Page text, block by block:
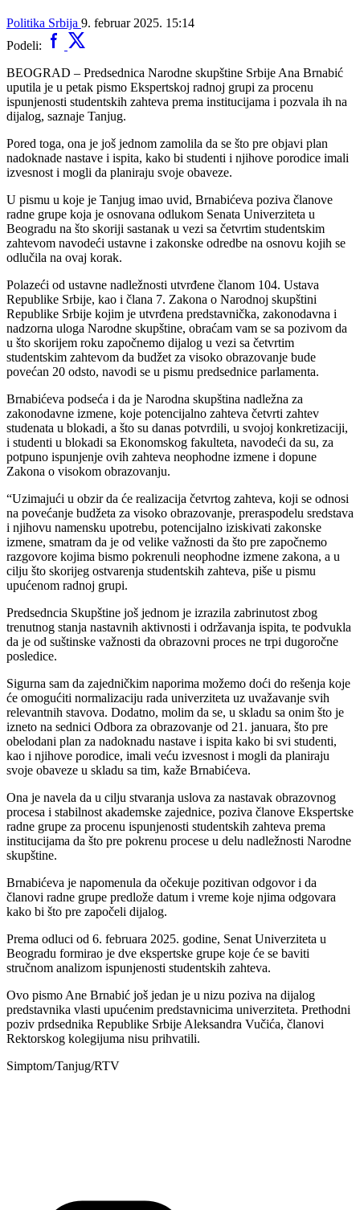
Politika Srbija 9. februar 2025. 15:14
Podeli:
BEOGRAD – Predsednica Narodne skupštine Srbije Ana Brnabić
uputila je u petak pismo Ekspertskoj radnoj grupi za procenu
ispunjenosti studentskih zahteva prema institucijama i pozvala ih na
dijalog, saznaje Tanjug.
Pored toga, ona je još jednom zamolila da se što pre objavi plan
nadoknade nastave i ispita, kako bi studenti i njihove porodice imali
izvesnost i mogli da planiraju svoje obaveze.
U pismu u koje je Tanjug imao uvid, Brnabićeva poziva članove
radne grupe koja je osnovana odlukom Senata Univerziteta u
Beogradu na što skoriji sastanak u vezi sa četvrtim studentskim
zahtevom navodeći ustavne i zakonske odredbe na osnovu kojih se
odlučila na ovaj korak.
Polazeći od ustavne nadležnosti utvrđene članom 104. Ustava
Republike Srbije, kao i člana 7. Zakona o Narodnoj skupštini
Republike Srbije kojim je utvrđena predstavnička, zakonodavna i
nadzorna uloga Narodne skupštine, obraćam vam se sa pozivom da
u što skorijem roku započnemo dijalog u vezi sa četvrtim
studentskim zahtevom da budžet za visoko obrazovanje bude
povećan 20 odsto, navodi se u pismu predsednice parlamenta.
Brnabićeva podseća i da je Narodna skupština nadležna za
zakonodavne izmene, koje potencijalno zahteva četvrti zahtev
studenata u blokadi, a što su danas potvrdili, u svojoj konkretizaciji,
i studenti u blokadi sa Ekonomskog fakulteta, navodeći da su, za
potpuno ispunjenje ovih zahteva neophodne izmene i dopune
Zakona o visokom obrazovanju.
“Uzimajući u obzir da će realizacija četvrtog zahteva, koji se odnosi
na povećanje budžeta za visoko obrazovanje, preraspodelu sredstava
i njihovu namensku upotrebu, potencijalno iziskivati zakonske
izmene, smatram da je od velike važnosti da što pre započnemo
razgovore kojima bismo pokrenuli neophodne izmene zakona, a u
cilju što skorijeg ostvarenja studentskih zahteva, piše u pismu
upućenom radnoj grupi.
Predsedncia Skupštine još jednom je izrazila zabrinutost zbog
trenutnog stanja nastavnih aktivnosti i održavanja ispita, te podvukla
da je od suštinske važnosti da obrazovni proces ne trpi dugoročne
posledice.
Sigurna sam da zajedničkim naporima možemo doći do rešenja koje
će omogućiti normalizaciju rada univerziteta uz uvažavanje svih
relevantnih stavova. Dodatno, molim da se, u skladu sa onim što je
izneto na sednici Odbora za obrazovanje od 21. januara, što pre
obelodani plan za nadoknadu nastave i ispita kako bi svi studenti,
kao i njihove porodice, imali veću izvesnost i mogli da planiraju
svoje obaveze u skladu sa tim, kaže Brnabićeva.
Ona je navela da u cilju stvaranja uslova za nastavak obrazovnog
procesa i stabilnost akademske zajednice, poziva članove Ekspertske
radne grupe za procenu ispunjenosti studentskih zahteva prema
institucijama da što pre pokrenu procese u delu nadležnosti Narodne
skupštine.
Brnabićeva je napomenula da očekuje pozitivan odgovor i da
članovi radne grupe predlože datum i vreme koje njima odgovara
kako bi što pre započeli dijalog.
Prema odluci od 6. februara 2025. godine, Senat Univerziteta u
Beogradu formirao je dve ekspertske grupe koje će se baviti
stručnom analizom ispunjenosti studentskih zahteva.
Ovo pismo Ane Brnabić još jedan je u nizu poziva na dijalog
predstavnika vlasti upućenim predstavnicima univerziteta. Prethodni
poziv prdsednika Republike Srbije Aleksandra Vučića, članovi
Rektorskog kolegijuma nisu prihvatili.
Simptom/Tanjug/RTV